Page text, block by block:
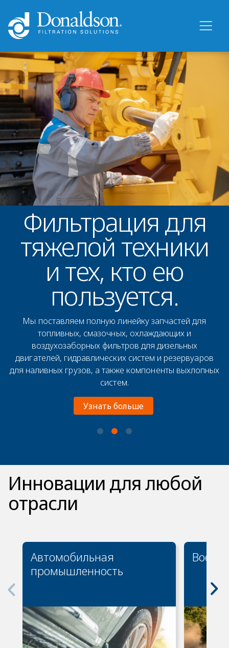
Фильтрация для
тяжелой техники
и тех, кто ею
пользуется.
Мы поставляем полную линейку запчастей для
топливных, смазочных, охлаждающих и
воздухозаборных фильтров для дизельных
двигателей, гидравлических систем и резервуаров
для наливных грузов, а также компоненты выхлопных
систем.
Узнать больше
Инновации для любой
отрасли
Автомобильная
промышленность